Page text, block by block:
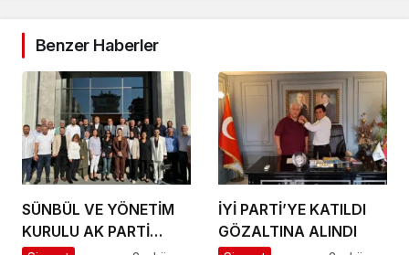
Benzer Haberler
SÜNBÜL VE YÖNETİM
KURULU AK PARTİ
İYİ PARTİ’YE KATILDI
GÖZALTINA ALINDI